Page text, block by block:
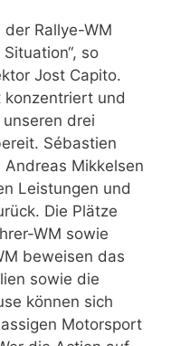
Rallye-WM
so
Jost Capito.
konzentriert und
drei
Sébastien
Mikkelsen
Leistungen und
Die Plätze
WM sowie
beweisen das
sowie die
können sich
Motorsport